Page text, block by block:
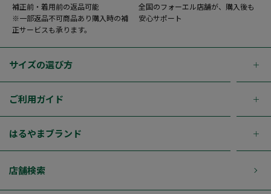
補正前・着用前の返品可能
※一部返品不可商品あり購入時の補
正サービスも承ります。
全国のフォーエル店舗が、購入後も
安心サポート
サイズの選び方
ご利用ガイド
はるやまブランド
店舗検索